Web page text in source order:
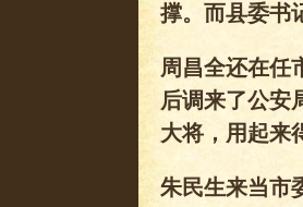
撑。而县委书
周昌全还在任
后调来了公安
大将，用起来
朱民生来当市